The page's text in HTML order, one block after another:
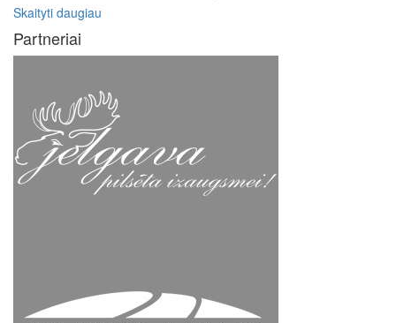
Skaityti daugiau
Partneriai